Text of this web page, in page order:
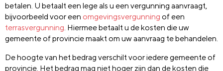
betalen. U betaalt een lege als u een vergunning aanvraagt,
bijvoorbeeld voor een omgevingsvergunning of een
terrasvergunning . Hiermee betaalt u de kosten die uw
gemeente of provincie maakt om uw aanvraag te behandelen.
De hoogte van het bedrag verschilt voor iedere gemeente of
provincie. Het bedrag mag niet hoger zijn dan de kosten die